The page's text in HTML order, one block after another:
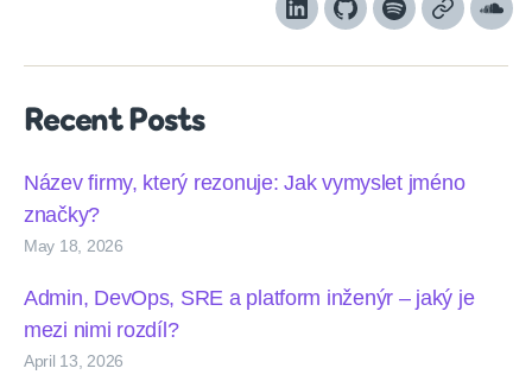
LinkedInGithubSpotifyApple
Recent Posts
Název firmy, který rezonuje: Jak vymyslet jméno
značky?
May 18, 2026
Admin, DevOps, SRE a platform inženýr – jaký je
mezi nimi rozdíl?
April 13, 2026